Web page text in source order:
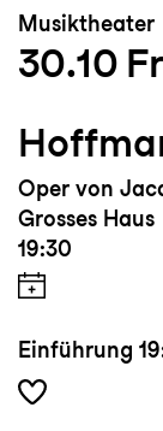
Musiktheater
30.10
Oper von
Grosses Haus
19:30
Einführung